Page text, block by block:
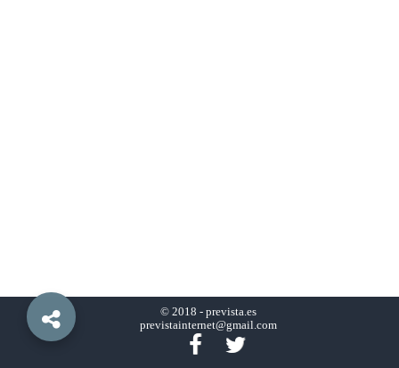
© 2018 - prevista.es
previstainternet@gmail.com